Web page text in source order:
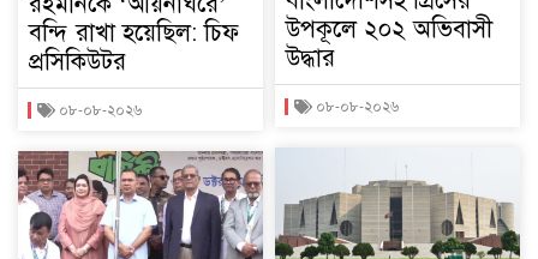
বন্দি রাখা হয়েছিল: চিফ
প্রসিকিউটর
০৮-০৮-২০২৬
উপকূলে ২০২ অভিবাসী
উদ্ধার
০৮-০৮-২০২৬